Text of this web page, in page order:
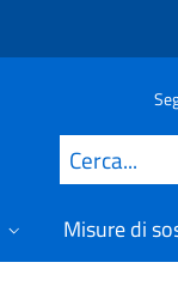
Cerca
Misure di